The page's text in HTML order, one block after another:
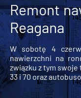
Remont
Reagana
W sobotę 4
nawierzchni na
związku z tym swoje
33 i 70 oraz